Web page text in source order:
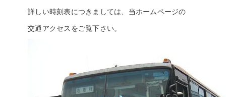
詳しい時刻表につきましては、当ホームページの
交通アクセスをご覧下さい。